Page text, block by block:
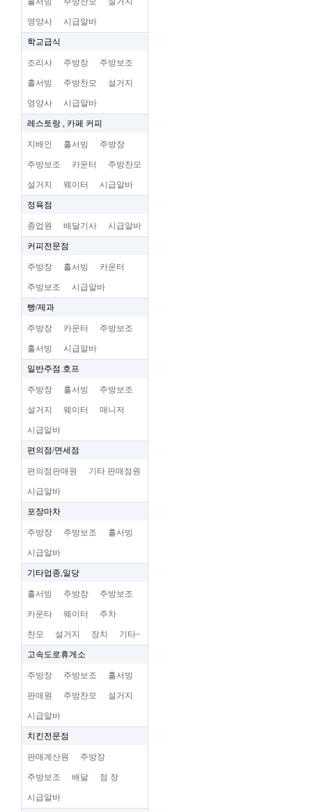
영양사 시급알바
학교급식
조리사 주방장 주방보조
홀서빙 주방찬모 설거지
영양사 시급알바
레스토랑 , 카페 커피
지배인 홀서빙 주방장
주방보조 카운터 주방찬모
설거지 웨이터 시급알바
정육점
종업원 배달기사 시급알바
커피전문점
주방장 홀서빙 카운터
주방보조 시급알바
빵/제과
주방장 카운터 주방보조
홀서빙 시급알바
일반주점.호프
주방장 홀서빙 주방보조
설거지 웨이터 매니저
시급알바
편의점/면세점
편의점판매원 기타 판매점원
시급알바
포장마차
주방장 주방보조 홀서빙
시급알바
기타업종,일당
홀서빙 주방장 주방보조
카운타 웨이터 주차
찬모 설거지 장치 기타~
고속도로휴게소
주방장 주방보조 홀서빙
판매원 주방찬모 설거지
시급알바
치킨전문점
판매계산원 주방장
주방보조 배달 점 장
시급알바